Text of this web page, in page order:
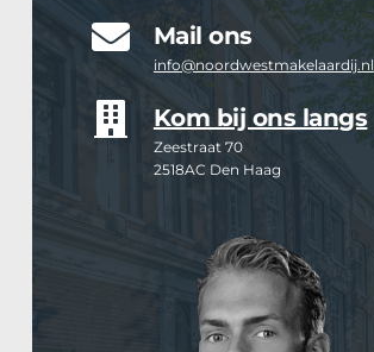
Mail ons
info@noordwestmakelaardij.nl
Kom bij ons langs
Zeestraat 70
2518AC Den Haag